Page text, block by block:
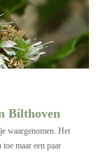
Bilthoven
waargenomen. Het
maar een paar